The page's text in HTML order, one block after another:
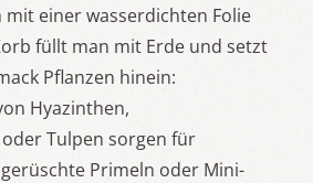
mit einer wasserdichten Folie
füllt man mit Erde und setzt
Pflanzen hinein:
Hyazinthen,
Tulpen sorgen für
Primeln oder Mini-